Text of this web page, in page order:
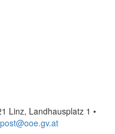
Linz, Landhausplatz 1 •
post@ooe.gv.at